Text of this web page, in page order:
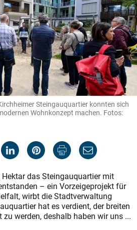
Steingauquartier konnten sich
Wohnkonzept machen. Fotos:
das Steingauquartier mit
– ein Vorzeigeprojekt für
wirbt die Stadtverwaltung
hat es verdient, der breiten
zu werden, deshalb haben wir uns ...